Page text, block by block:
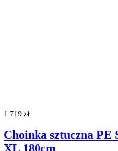
1 719 zł
Choinka sztuczna PE
XL 180cm